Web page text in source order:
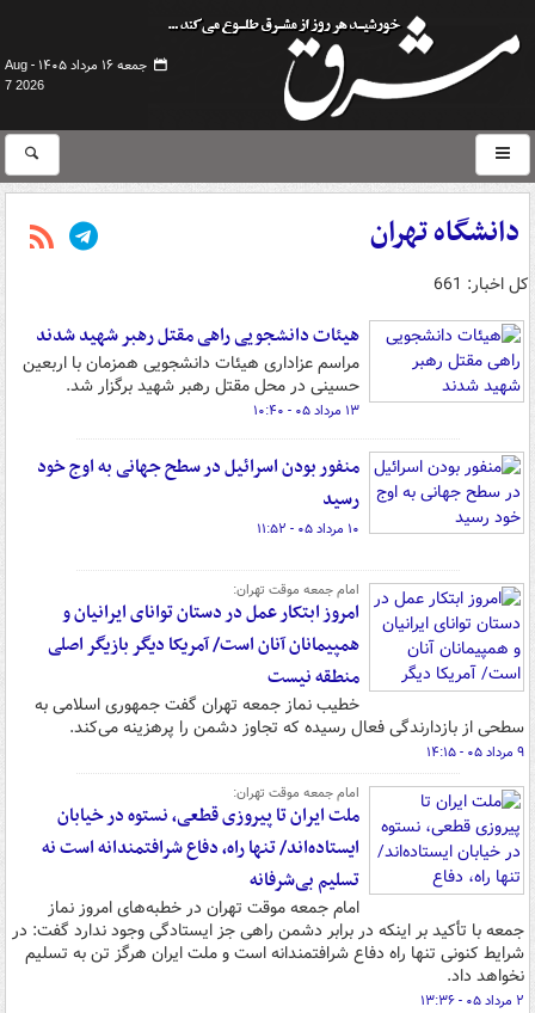
جمعه ۱۶ مرداد ۱۴۰۵ -
Aug
7 2026
دانشگاه تهران
کل اخبار: 661
هیئات دانشجویی راهی مقتل رهبر شهید شدند
مراسم عزاداری هیئات دانشجویی همزمان با اربعین
حسینی در محل مقتل رهبر شهید برگزار شد.
۱۳ مرداد ۰۵ - ۱۰:۴۰
منفور بودن اسرائیل در سطح جهانی به اوج خود
رسید
۱۰ مرداد ۰۵ - ۱۱:۵۲
امام جمعه موقت تهران:
امروز ابتکار عمل در دستان توانای ایرانیان و
همپیمانان آنان است/ آمریکا دیگر بازیگر اصلی
منطقه نیست
خطیب نماز جمعه تهران گفت جمهوری اسلامی به
سطحی از بازدارندگی فعال رسیده که تجاوز دشمن را پرهزینه می‌کند.
۹ مرداد ۰۵ - ۱۴:۱۵
امام جمعه موقت تهران:
ملت ایران تا پیروزی قطعی، نستوه در خیابان
ایستاده‌اند/ تنها راه، دفاع شرافتمندانه است نه
تسلیم بی‌شرفانه
امام جمعه موقت تهران در خطبه‌های امروز نماز
جمعه با تأکید بر اینکه در برابر دشمن راهی جز ایستادگی وجود ندارد گفت: در
شرایط کنونی تنها راه دفاع شرافتمندانه است و ملت ایران هرگز تن به تسلیم
نخواهد داد.
۲ مرداد ۰۵ - ۱۳:۳۶